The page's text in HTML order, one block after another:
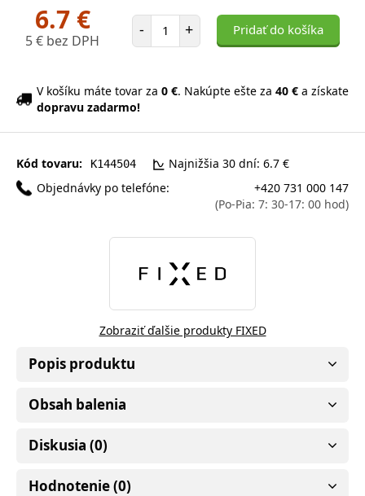
6.7 €
5 € bez DPH
- Počet položiek
+ Pridať do košíka
V košíku máte tovar za 0 €. Nakúpte ešte za 40 € a získate
dopravu zadarmo!
Kód tovaru: K144504
Najnižšia 30 dní: 6.7 €
Objednávky po telefóne:
+420 731 000 147
(Po-Pia: 7: 30-17: 00 hod)
Zobraziť ďalšie produkty FIXED
Popis produktu
Obsah balenia
Diskusia (0)
Hodnotenie (0)